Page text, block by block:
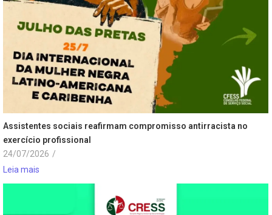
Assistentes sociais reafirmam compromisso antirracista no
exercício profissional
24/07/2026 /
Leia mais